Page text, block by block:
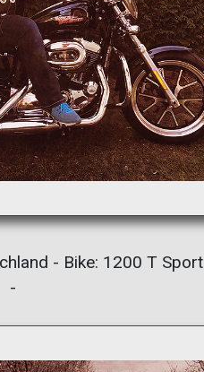
- Bike: 1200 T
-